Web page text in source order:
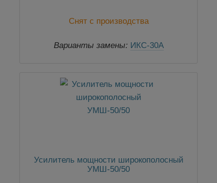
Снят с производства
Варианты замены: ИКС-30А
Усилитель мощности широкополосный
УМШ-50/50